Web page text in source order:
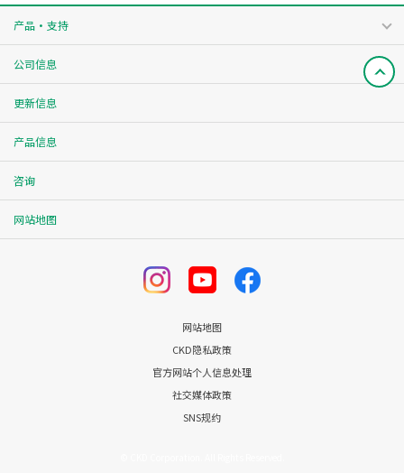
产品・支持
公司信息
更新信息
产品信息
咨询
网站地图
网站地图
CKD隐私政策
官方网站个人信息处理
社交媒体政策
SNS规约